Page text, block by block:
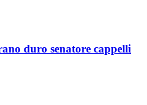
duro senatore cappelli